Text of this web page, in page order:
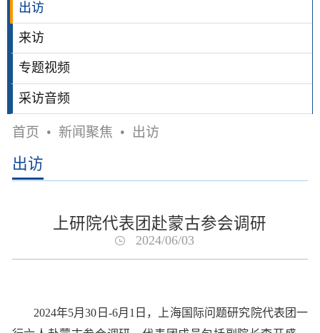
出访
来访
专题视频
采访音频
首页 • 新闻聚焦 • 出访
出访
上研院代表团赴蒙古参会调研
2024/06/03
2024年5月30日-6月1日，上海国际问题研究院代表团一